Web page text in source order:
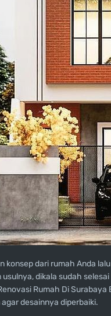
konsep dari rumah Anda
dikala sudah
Rumah Di Surabaya
desainnya diperbaiki.